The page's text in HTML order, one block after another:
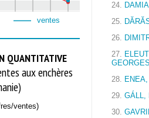
ventes
QUANTITATIVE
aux enchères
ventes)
24.
25.
26.
27.
28.
29. GÁLL,
30.